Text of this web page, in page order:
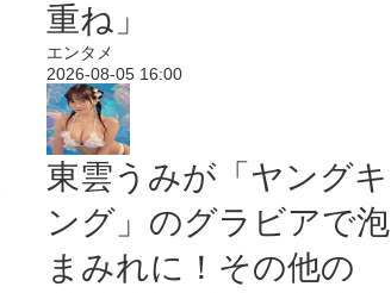
重ね」
エンタメ
2026-08-05 16:00
東雲うみが「ヤングキ
ング」のグラビアで泡
まみれに！その他の